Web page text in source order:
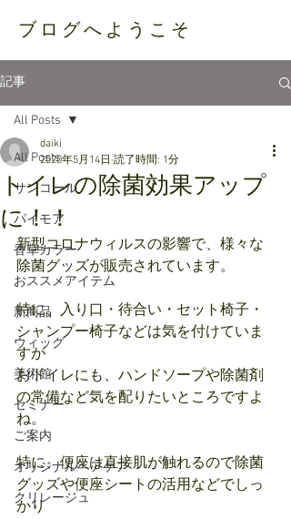
ブログへようこそ
記事
All Posts
サンコール
パイモア
香草カラー
おススメアイテム
新商品
ウィッグ
美術館
セミナー
ご案内
オリジナルヘアケア
クリレージュ
All Posts
トイレの除菌効果アップ
に！！
daiki
2020年5月14日 読了時間: 1分
新型コロナウィルスの影響で、様々な
除菌グッズが販売されています。
特に、入り口・待合い・セット椅子・
シャンプー椅子などは気を付けていま
すが
おトイレにも、ハンドソープや除菌剤
の常備など気を配りたいところですよ
ね。
特に、便座は直接肌が触れるので除菌
グッズや便座シートの活用などでしっ
かり